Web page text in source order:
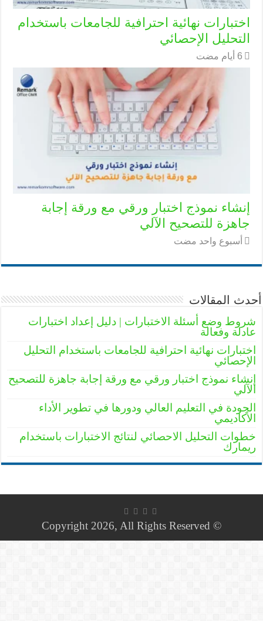
اختبارات نهائية احترافية للجامعات باستخدام
التحليل الإحصائي
إنشاء نموذج اختبار ورقي مع ورقة إجابة
جاهزة للتصحيح الآلي
‏أسبوع واحد مضت
أحدث المقالات
شروط وضع أسئلة الاختبارات | دليل إعداد اختبارات
عادلة وفعالة
اختبارات نهائية احترافية للجامعات باستخدام التحليل
الإحصائي
إنشاء نموذج اختبار ورقي مع ورقة إجابة جاهزة للتصحيح
الآلي
الجودة في التعليم العالي ودورها في تطوير الأداء
الأكاديمي
خطوات التحليل الاحصائي لنتائج الاختبارات باستخدام
ريمارك
© Copyright 2026, All Rights Reserved